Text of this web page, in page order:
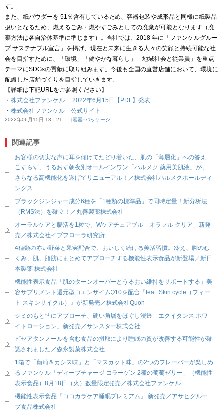
す。
また、紙パウダーを 51％含有しているため、容器包装や成形品と同様に紙製品
扱いとなるため、燃えるごみ・燃やすごみとしての廃棄が可能となります（廃
棄方法は各自治体基準に準じます）。当社では、2018 年に「ファンケルグルー
プ サステナブル宣言」を掲げ、現在と未来に生きる人々の笑顔と持続可能な社
会を目指すために、「環境」「健やかな暮らし」「地域社会と従業員」を重点
テーマにSDGsの貢献に取り組みます。今後も全国の直営店舗において、環境に
配慮した店舗づくりを目指していきます。
【詳細は下記URLをご参照ください】
・ 株式会社ファンケル 2022年6月15日【PDF】発表
・ 株式会社ファンケル 公式サイト
2022年06月15日 13：21 容器･パッケージ
関連記事
お客様の切実な声に耳を傾けてたどり着いた、肌の「薄層化」への答え
こすらず、うるおす朝夜別オールインワン「ハルメク 薬用美肌液」が、
さらなる高機能化を遂げてリニューアル！／株式会社ハルメクホールディ
ングス
ブラックジンジャー成分6種を「1種類の標準品」で同時定量！新分析法
（RMS法）を確立！／丸善製薬株式会社
オーラルケアと腸活を1粒で。Wケアチュアブル「オラフル クリア」新発
売／株式会社イブフローラ研究所
4種類の赤い野菜と果実配合で、おいしく続ける美活習慣。冷え、脚のむ
くみ、肌、脂肪にまとめてアプローチする機能性表示食品が新登場／新日
本製薬 株式会社
機能性表示食品「肌のターンオーバーとうるおい維持をサポートする」美
容サプリメント還元型コエンザイムQ10を配合『feat. Skin cycle（フィー
ト スキンサイクル）』が新発売／株式会社Quon
シミのもと*¹ にアプローチ、硬い角層をほぐし浸透「エクイタンス ホワ
イトローション」新発売／サンスター株式会社
ピセアタンノールを含む食品の摂取により睡眠の質が改善する可能性が確
認されました／森永製菓株式会社
1箱で「葡萄＆カシス味」と「マスカット味」の2つのフレーバーが楽しめ
るファンケル「ディープチャージ コラーゲン 2種の葡萄ゼリー」（機能性
表示食品）8月18日（火）数量限定発売／株式会社ファンケル
機能性表示食品『ココカラケア睡眠プレミアム』 新発売／アサヒグルー
プ食品株式会社